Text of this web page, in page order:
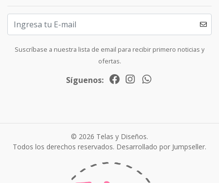
Suscríbase a nuestra lista de email para recibir primero noticias y
ofertas.
Síguenos:
© 2026 Telas y Diseños.
Todos los derechos reservados. Desarrollado por Jumpseller.